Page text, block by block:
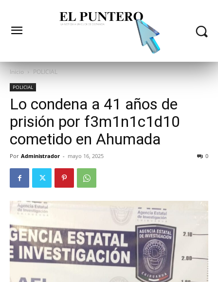
Inicio POLICIAL
POLICIAL
Lo condena a 41 años de
prisión por f3m1n1c1d10
cometido en Ahumada
Por Administrador - mayo 16, 2025 0